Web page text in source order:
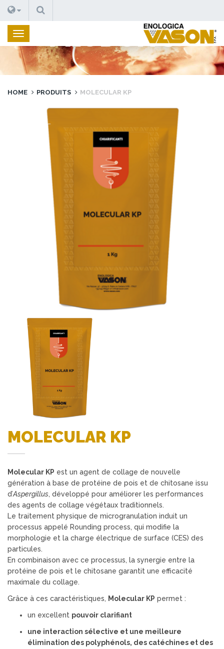
RECHERCHE
PRODUITS
HOME PRODUITS MOLECULAR KP
MOLECULAR KP
Molecular KP est un agent de collage de nouvelle
génération à base de protéine de pois et de chitosane issu
d’Aspergillus, développé pour améliorer les performances
des agents de collage végétaux traditionnels.
Le traitement physique de microgranulation induit un
processus appelé Rounding process, qui modifie la
morphologie et la charge électrique de surface (CES) des
particules.
En combinaison avec ce processus, la synergie entre la
protéine de pois et le chitosane garantit une efficacité
maximale du collage.
Grâce à ces caractéristiques, Molecular KP permet :
un excellent pouvoir clarifiant
une interaction sélective et une meilleure
élimination des polyphénols, des catéchines et des